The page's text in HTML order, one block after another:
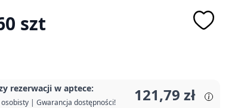
szt
rezerwacji w aptece:
| Gwarancja dostępności! 121,79 zł